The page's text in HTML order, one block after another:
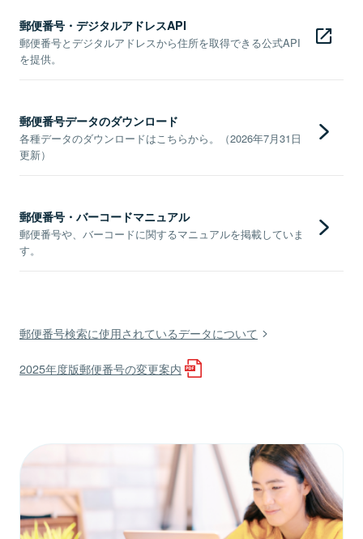
郵便番号・デジタルアドレスAPI
郵便番号とデジタルアドレスから住所を取得できる公式API
を提供。
郵便番号データのダウンロード
各種データのダウンロードはこちらから。（2026年7月31日
更新）
郵便番号・バーコードマニュアル
郵便番号や、バーコードに関するマニュアルを掲載していま
す。
郵便番号検索に使用されているデータについて
2025年度版郵便番号の変更案内